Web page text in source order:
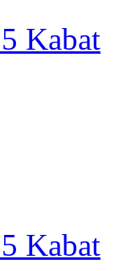
Kabat
Kabat